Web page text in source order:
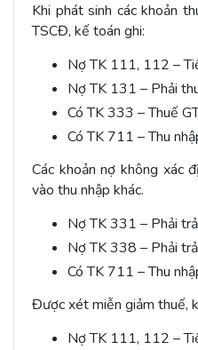
Khi phát sinh các khoản
TSCĐ, kế toán ghi:
Nợ TK 111, 112 –
Nợ TK 131 – Phải
Có TK 333 – Thuế
Có TK 711 – Thu
Các khoản nợ không xác
vào thu nhập khác.
Nợ TK 331 – Phải
Nợ TK 338 – Phải
Có TK 711 – Thu
Được xét miễn giảm thuế,
Nợ TK 111, 112 –